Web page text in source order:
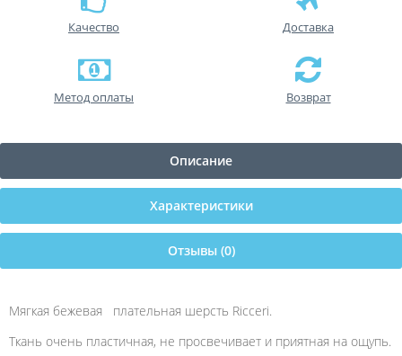
Качество Доставка
Метод оплаты Возврат
Описание
Характеристики
Отзывы (0)
Мягкая бежевая плательная шерсть Ricceri.
Ткань очень пластичная, не просвечивает и приятная на ощупь.